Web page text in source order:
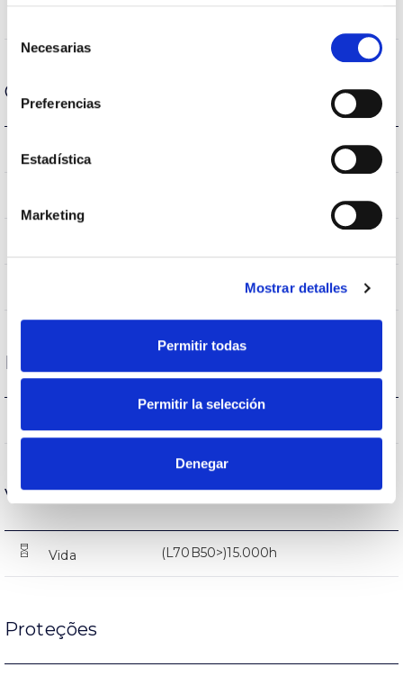
Necesarias
Preferencias
Estadística
Marketing
Mostrar detalles
Permitir todas
Permitir la selección
Denegar
Carcaça e Acabamento
Tipo de casquilho
Transparente
Desempenho
Vida
Vida (L70B50>)15.000h
Proteções